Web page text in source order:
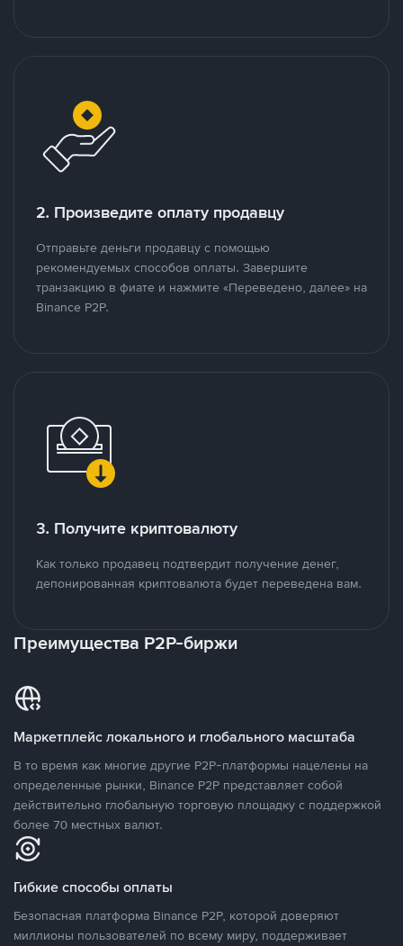
2. Произведите оплату продавцу
Отправьте деньги продавцу с помощью
рекомендуемых способов оплаты. Завершите
транзакцию в фиате и нажмите «Переведено, далее» на
Binance P2P.
3. Получите криптовалюту
Как только продавец подтвердит получение денег,
депонированная криптовалюта будет переведена вам.
Преимущества P2P-биржи
Маркетплейс локального и глобального масштаба
В то время как многие другие P2P-платформы нацелены на
определенные рынки, Binance P2P представляет собой
действительно глобальную торговую площадку с поддержкой
более 70 местных валют.
Гибкие способы оплаты
Безопасная платформа Binance P2P, которой доверяют
миллионы пользователей по всему миру, поддерживает